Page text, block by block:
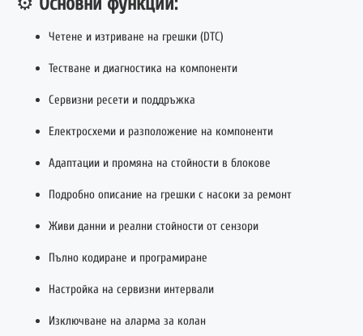
Четене и изтриване на грешки (DTC)
Тестване и диагностика на компоненти
Сервизни ресети и поддръжка
Електросхеми и разположение на компоненти
Адаптации и промяна на стойности в блокове
Подробно описание на грешки с насоки за ремонт
Живи данни и реални стойности от сензори
Пълно кодиране и програмиране
Настройка на сервизни интервали
Изключване на аларма за колан